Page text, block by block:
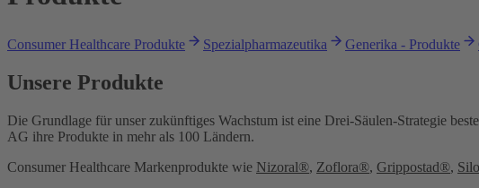
Consumer Healthcare Produkte Spezialpharmazeutika Generika - Produkte
Unsere Produkte
Die Grundlage für unser zukünftiges Wachstum ist eine Drei-Säulen-Strategie
AG ihre Produkte in mehr als 100 Ländern.
Consumer Healthcare Markenprodukte wie Nizoral®, Zoflora®, Grippostad®,